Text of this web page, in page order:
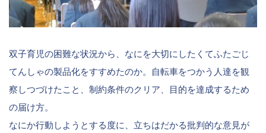
双子育児の困難な状況から、なにを大切にしたくてふたごじ
てんしゃの製品化をすすめたのか。自転車をつかう人達を観
察しつづけたこと、制約条件のクリア、目的を達成するため
の届け方。
なにか行動しようとする度に、立ちはだかる批判的な意見が